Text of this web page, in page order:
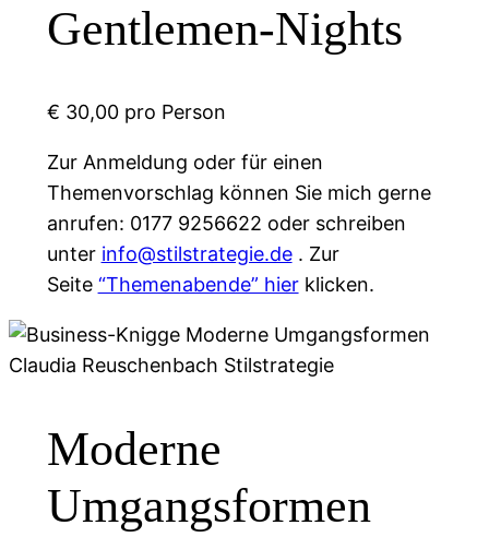
Gentlemen-Nights
€ 30,00 pro Person
Zur Anmeldung oder für einen
Themenvorschlag können Sie mich gerne
anrufen: 0177 9256622 oder schreiben
unter info@stilstrategie.de. Zur
Seite “Themenabende” hierklicken.
Moderne
Umgangsformen